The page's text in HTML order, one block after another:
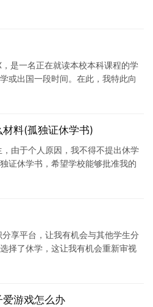
是一名正在就读本校本科课程的学
或出国一段时间。在此，我特此向
料(孤独证休学书)
由于个人原因，我不得不提出休学
证休学书，希望学校能够批准我的
享平台，让我有机会与其他学生分
择了休学，这让我有机会重新审视
游戏怎么办